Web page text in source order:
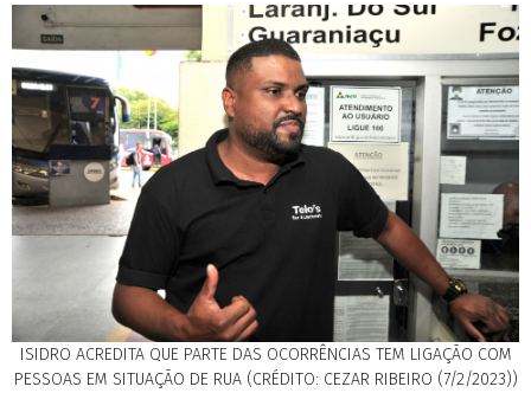
ISIDRO ACREDITA QUE PARTE DAS OCORRÊNCIAS TEM LIGAÇÃO COM
PESSOAS EM SITUAÇÃO DE RUA (CRÉDITO: CEZAR RIBEIRO (7/2/2023))